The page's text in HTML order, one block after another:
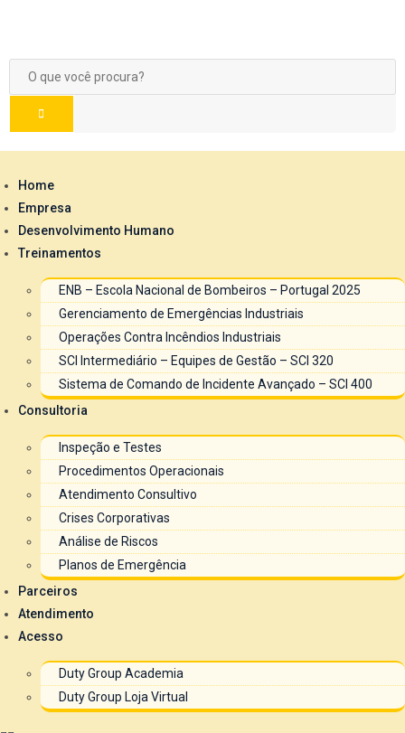
Home
Empresa
Desenvolvimento Humano
Treinamentos
ENB – Escola Nacional de Bombeiros – Portugal 2025
Gerenciamento de Emergências Industriais
Operações Contra Incêndios Industriais
SCI Intermediário – Equipes de Gestão – SCI 320
Sistema de Comando de Incidente Avançado – SCI 400
Consultoria
Inspeção e Testes
Procedimentos Operacionais
Atendimento Consultivo
Crises Corporativas
Análise de Riscos
Planos de Emergência
Parceiros
Atendimento
Acesso
Duty Group Academia
Duty Group Loja Virtual